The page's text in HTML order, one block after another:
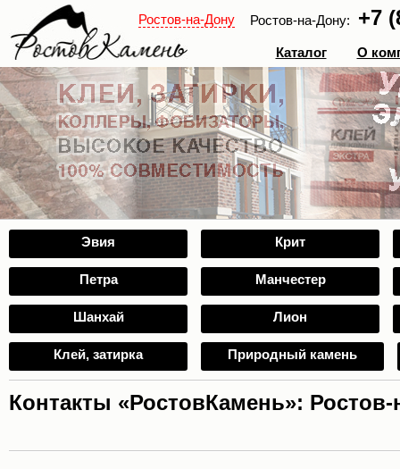
Ростов-на-Дону Ростов-на-Дону: +7
Каталог О
Эвия Крит
Петра Манчестер
Шанхай Лион
Клей, затирка Природный камень
Контакты «РостовКамень»: Ростов-